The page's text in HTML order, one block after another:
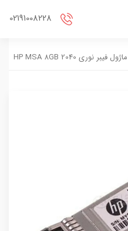
ماژول فیبر نوری 2040 HP MSA 8GB